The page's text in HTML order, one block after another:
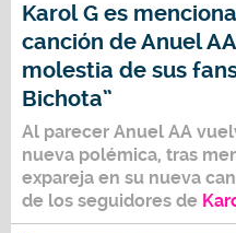
Karol G es
canción de Anuel
molestia de sus
Bichota”
Al parecer Anuel AA
nueva polémica, tras
expareja en su nueva
de los seguidores de